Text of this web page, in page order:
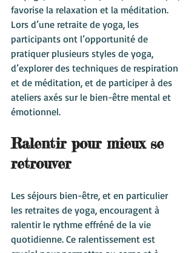
favorise la relaxation et la méditation.
Lors d’une retraite de yoga, les
participants ont l’opportunité de
pratiquer plusieurs styles de yoga,
d’explorer des techniques de respiration
et de méditation, et de participer à des
ateliers axés sur le bien-être mental et
émotionnel.
Ralentir pour mieux se
retrouver
Les séjours bien-être, et en particulier
les retraites de yoga, encouragent à
ralentir le rythme effréné de la vie
quotidienne. Ce ralentissement est